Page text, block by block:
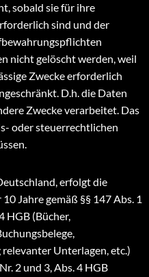
sobald sie für ihre
sind und der
nicht gelöscht werden, weil
Zwecke erforderlich
D.h. die Daten
Zwecke verarbeitet. Das
oder steuerrechtlichen
erfolgt die
Jahre gemäß §§ 147 Abs. 1
HGB (Bücher,
Unterlagen, etc.)
2 und 3, Abs. 4 HGB